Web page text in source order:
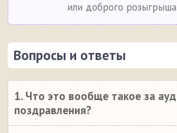
или доброго розыгрыша.
Вопросы и ответы
1. Что это вообще такое за
поздравления?